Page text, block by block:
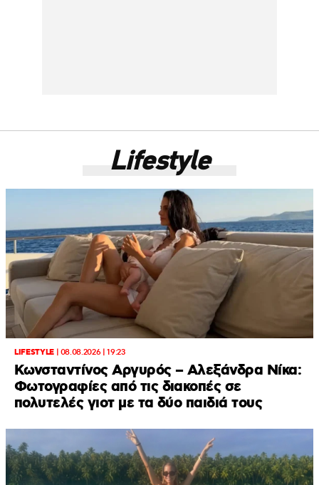
Lifestyle
LIFESTYLE| 08.08.2026 | 19:23
Κωνσταντίνος Αργυρός – Αλεξάνδρα Νίκα:
Φωτογραφίες από τις διακοπές σε
πολυτελές γιοτ με τα δύο παιδιά τους